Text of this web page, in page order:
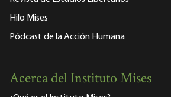
Hilo Mises
Pódcast de la Acción Humana
Acerca del Instituto Mises